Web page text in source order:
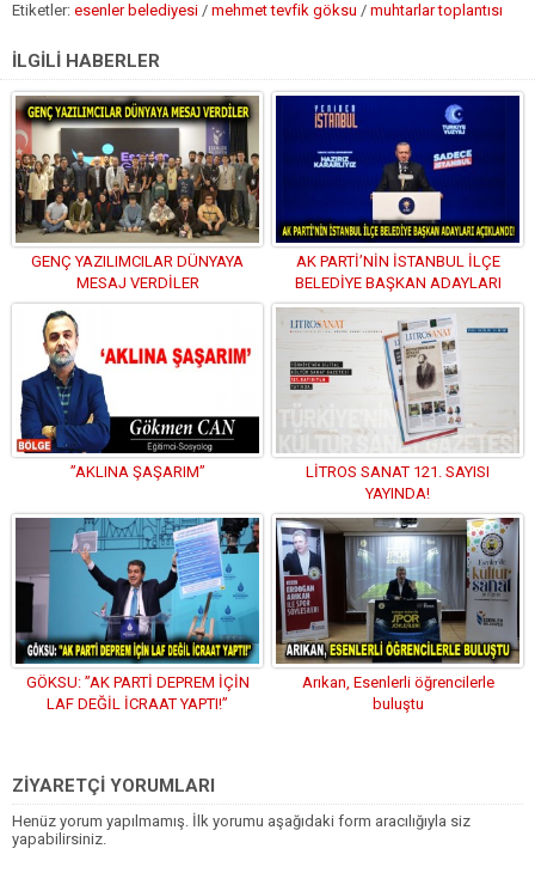
Etiketler: esenler belediyesi / mehmet tevfik göksu / muhtarlar toplantısı
İLGİLİ HABERLER
GENÇ YAZILIMCILAR DÜNYAYA
MESAJ VERDİLER
AK PARTİ’NİN İSTANBUL İLÇE
BELEDİYE BAŞKAN ADAYLARI
AÇIKLANDI!
”AKLINA ŞAŞARIM”
LİTROS SANAT 121. SAYISI
YAYINDA!
GÖKSU: ”AK PARTİ DEPREM İÇİN
LAF DEĞİL İCRAAT YAPTI!”
Arıkan, Esenlerli öğrencilerle
buluştu
ZİYARETÇİ YORUMLARI
Henüz yorum yapılmamış. İlk yorumu aşağıdaki form aracılığıyla siz
yapabilirsiniz.